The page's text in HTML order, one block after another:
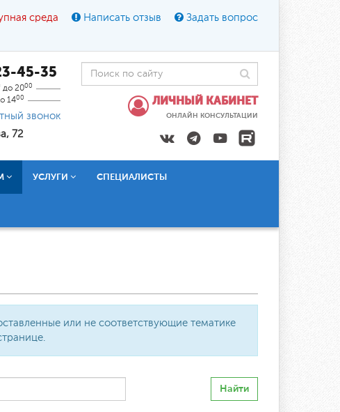
среда Написать отзыв Задать вопрос
45-35
до 2000
1400
звонок
72
ЛИЧНЫЙ КАБИНЕТ
ОНЛАЙН КОНСУЛЬТАЦИИ
УСЛУГИ СПЕЦИАЛИСТЫ
или не соответствующие тематике
Найти